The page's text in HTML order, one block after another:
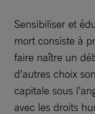
Sensibiliser et
mort consiste à
faire naître un
d’autres choix
capitale sous
avec les droits